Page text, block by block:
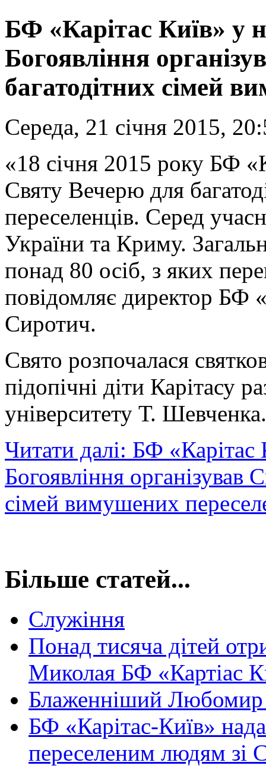
БФ «Карітас Київ» у
Богоявління
багатодітних сімей
Середа, 21 січня 2015,
«18 січня 2015 року БФ
Святу Вечерю для
переселенців. Серед
України та Криму.
понад 80 осіб, з яких
повідомляє директор БФ
Сиротич.
Свято розпочалася
підопічні діти Карітасу
університету Т. Шевченка.
Читати далі: БФ «Карітас
Богоявління організував
сімей вимушених
Більше статей...
Служіння
Понад тисяча дітей
Миколая БФ «Картіас
Блаженніший Любомир
БФ «Карітас-Київ»
переселеним людям зі